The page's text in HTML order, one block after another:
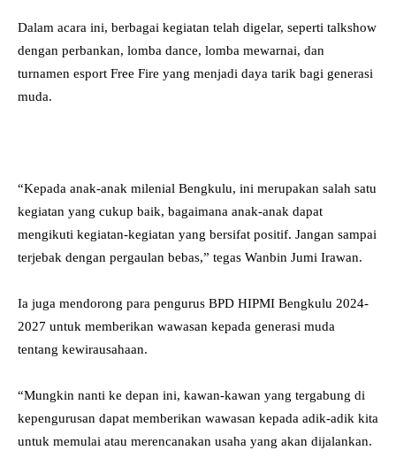
Dalam acara ini, berbagai kegiatan telah digelar, seperti talkshow
dengan perbankan, lomba dance, lomba mewarnai, dan
turnamen esport Free Fire yang menjadi daya tarik bagi generasi
muda.
“Kepada anak-anak milenial Bengkulu, ini merupakan salah satu
kegiatan yang cukup baik, bagaimana anak-anak dapat
mengikuti kegiatan-kegiatan yang bersifat positif. Jangan sampai
terjebak dengan pergaulan bebas,” tegas Wanbin Jumi Irawan.
Ia juga mendorong para pengurus BPD HIPMI Bengkulu 2024-
2027 untuk memberikan wawasan kepada generasi muda
tentang kewirausahaan.
“Mungkin nanti ke depan ini, kawan-kawan yang tergabung di
kepengurusan dapat memberikan wawasan kepada adik-adik kita
untuk memulai atau merencanakan usaha yang akan dijalankan.